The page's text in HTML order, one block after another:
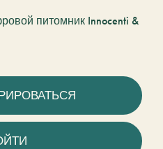
питомник Innocenti &